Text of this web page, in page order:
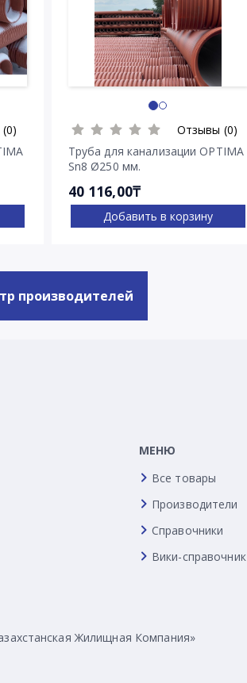
Отзывы (0)
Труба для канализации OPTIMA
Sn8 Ø250 мм.
40 116,00₸
Добавить в корзину
производителей
МЕНЮ
Все товары
Производители
Справочники
Вики-справочник
Жилищная Компания»